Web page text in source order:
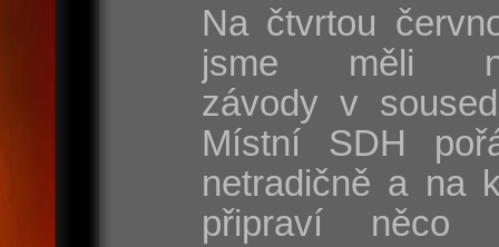
Na čtvrtou
jsme měli
závody v
Místní SDH
netradičně a na
připraví něco